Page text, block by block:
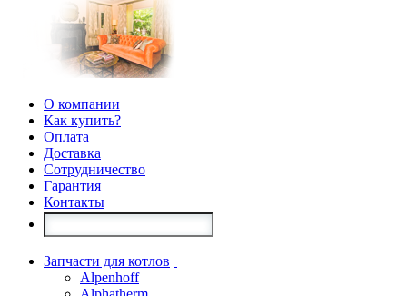
О компании
Как купить?
Оплата
Доставка
Сотрудничество
Гарантия
Контакты
Запчасти для котлов
Alpenhoff